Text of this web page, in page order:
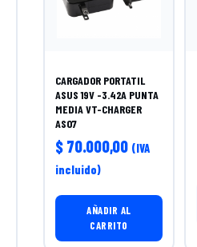
CARGADOR PORTATIL
ASUS 19V -3.42A PUNTA
MEDIA VT-CHARGER
AS07
$ 70.000,00 (IVA
incluido)
AÑADIR AL
CARRITO